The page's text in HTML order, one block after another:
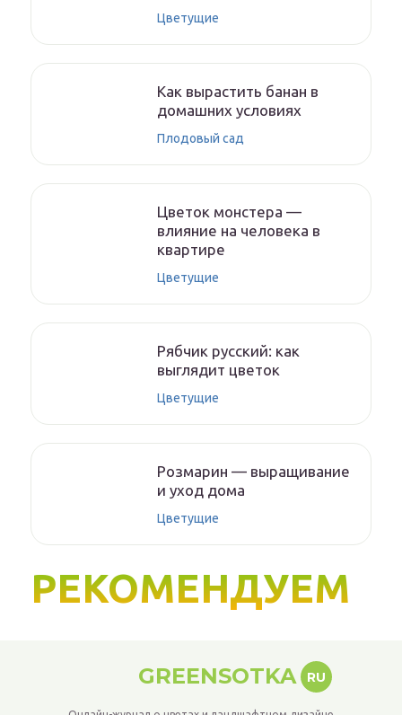
Цветущие
Как вырастить банан в
домашних условиях
Плодовый сад
Цветок монстера —
влияние на человека в
квартире
Цветущие
Рябчик русский: как
выглядит цветок
Цветущие
Розмарин — выращивание
и уход дома
Цветущие
РЕКОМЕНДУЕМ
GREENSOTKA RU